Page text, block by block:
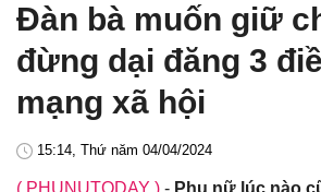
Đàn bà muốn giữ
đừng dại đăng 3
mạng xã hội
15:14, Thứ năm 04/04/2024
( PHUNUTODAY ) - Phụ nữ lúc nào